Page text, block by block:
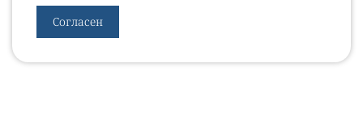
Согласен